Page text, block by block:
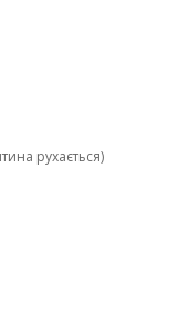
рухається)